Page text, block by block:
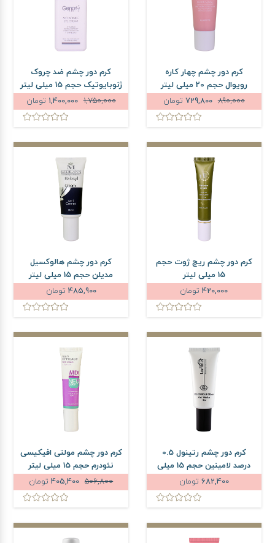
کرم دور چشم چهار کاره
رویوال حجم 20 میلی لیتر
890,000
729,800 تومان
کرم دور چشم ضد چروک
ژنوبایوتیک حجم 15 میلی لیتر
1,750,000
1,400,000 تومان
کرم دور چشم ریچ ژوت حجم
15 میلی لیتر
420,000 تومان
کرم دور چشم هالوکسیل
مدیلن حجم 15 میلی لیتر
485,900 تومان
کرم دور چشم رتینول 0.5
درصد لامینین حجم 15 میلی
لیتر
682,400 تومان
کرم دور چشم مولتی افیکیسی
نئودرم حجم 15 میلی لیتر
506,800
تومان